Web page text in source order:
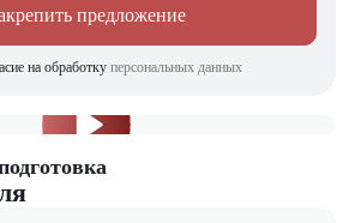
предложение
на обработку персональных данных